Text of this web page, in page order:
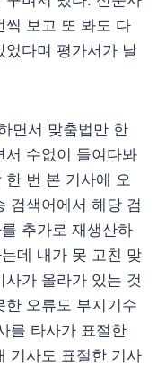
씩 보고 또 봐도 다
었다며 평가서가 날
면서 맞춤법만 한
서 수없이 들여다봐
한 번 본 기사에 오
검색어에서 해당 검
추가로 재생산하
데 내가 못 고친 맞
가 올라가 있는 것
오류도 부지기수
를 타사가 표절한
기사도 표절한 기사